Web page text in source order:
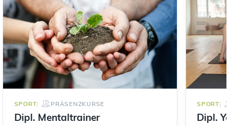
SPORT PRÄSENZKURSE
Dipl. Mentaltrainer
SPORT
Dipl.